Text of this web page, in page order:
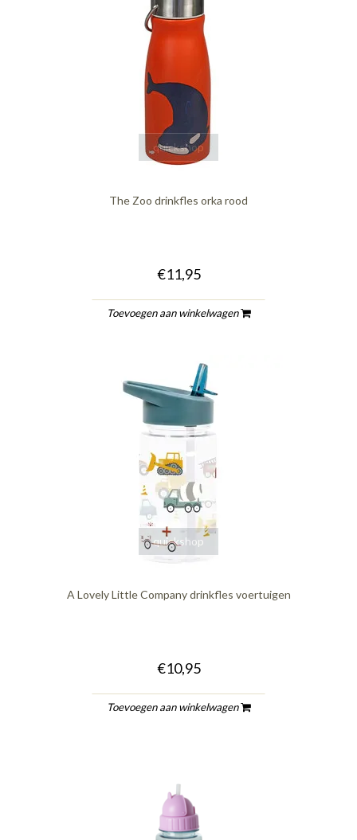
quickshop
The Zoo drinkfles orka rood
€11,95
Toevoegen aan winkelwagen
quickshop
A Lovely Little Company drinkfles voertuigen
€10,95
Toevoegen aan winkelwagen